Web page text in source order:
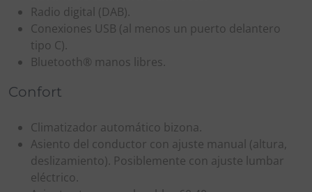
Radio digital (DAB).
Conexiones USB (al menos un puerto delantero
tipo C).
Bluetooth® manos libres.
Confort
Climatizador automático bizona.
Asiento del conductor con ajuste manual (altura,
deslizamiento). Posiblemente con ajuste lumbar
eléctrico.